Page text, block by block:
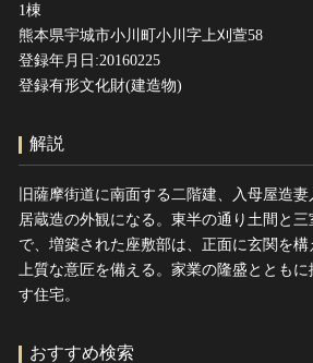
1棟
熊本県宇城市小川町小川字上刈萱58
登録年月日:20160225
登録有形文化財(建造物)
解説
旧薩摩街道に南面する二階建、入母屋造妻
居蔵造の外観になる。東半の通り土間と
で、増築された座敷部は、正面に玄関を
上質な意匠を備える。家業の隆盛ととも
す住宅。
おすすめ検索